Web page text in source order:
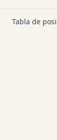
Tabla de